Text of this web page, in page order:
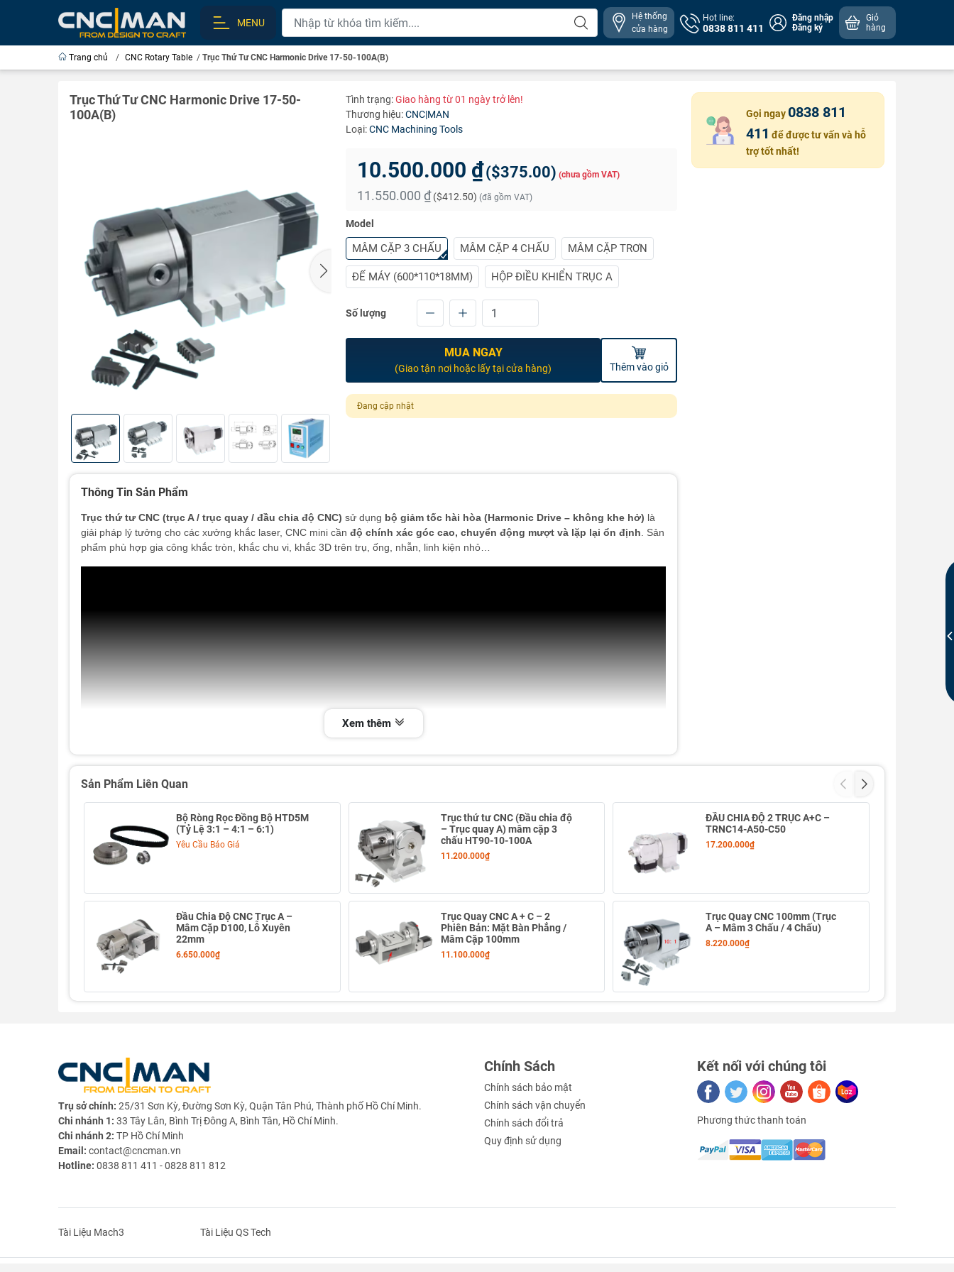
MENU
Hệ thống
cửa hàng
Hot line:
0838 811 411
Đăng nhập
Đăng ký
Giỏ
hàng
Trang chủ / CNC Rotary Table / Trục Thứ Tư CNC Harmonic Drive 17-50-100A(B)
Trục Thứ Tư CNC Harmonic Drive 17-50-
100A(B)
Tình trạng:Giao hàng từ 01 ngày trở lên!
Thương hiệu:CNC|MAN
Loại:CNC Machining Tools
10.500.000 ₫($375.00) (chưa gồm VAT)
11.550.000 ₫ ($412.50) (đã gồm VAT)
Model
MÂM CẶP 3 CHẤU MÂM CẶP 4 CHẤU MÂM CẶP TRƠN
ĐẾ MÁY (600*110*18MM) HỘP ĐIỀU KHIỂN TRỤC A
Số lượng
MUA NGAY
(Giao tận nơi hoặc lấy tại cửa hàng) Thêm vào giỏ
Đang cập nhật
Gọi ngay 0838 811
411 để được tư vấn và hỗ
trợ tốt nhất!
Thông Tin Sản Phẩm
Trục thứ tư CNC (trục A / trục quay / đầu chia độ CNC) sử dụng bộ giảm tốc hài hòa (Harmonic Drive – không khe hở) là
giải pháp lý tưởng cho các xưởng khắc laser, CNC mini cần độ chính xác góc cao, chuyển động mượt và lặp lại ổn định . Sản
phẩm phù hợp gia công khắc tròn, khắc chu vi, khắc 3D trên trụ, ống, nhẫn, linh kiện nhỏ…
Thông tin sản phẩm
Tên sản phẩm đề xuất:Trục Thứ Tư CNC Harmonic Drive 17-50-100A(B) – Mâm Cặp K11-100
Đặc điểm nổi bật
Bộ giảm tốc hài hòa (Harmonic): Không backlash, độ chính xác cao, phù hợp khắc chi tiết nhỏ.
Góc bước mịn:0,036°/bước (tỷ số 50:1) → chuyển động cực mượt.
Kết cấu nhôm nguyên khối:
Tương thích Mach3 & Weihong:
Thông số kỹ thuật
Hạng mục Thông số
Xem thêm
Sản Phẩm Liên Quan
Bộ Ròng Rọc Đồng Bộ HTD5M
(Tỷ Lệ 3:1 – 4:1 – 6:1)
Yêu Cầu Báo Giá
Trục thứ tư CNC (Đầu chia độ
– Trục quay A) mâm cặp 3
chấu HT90-10-100A
11.200.000₫
ĐẦU CHIA ĐỘ 2 TRỤC A+C –
TRNC14-A50-C50
17.200.000₫
Đầu Chia Độ CNC Trục A –
Mâm Cặp D100, Lỗ Xuyên
22mm
6.650.000₫
Trục Quay CNC A + C – 2
Phiên Bản: Mặt Bàn Phẳng /
Mâm Cặp 100mm
11.100.000₫
Trục Quay CNC 100mm (Trục
A – Mâm 3 Chấu / 4 Chấu)
8.220.000₫
Trụ sở chính: 25/31 Sơn Kỳ, Đường Sơn Kỳ, Quận Tân Phú, Thành phố Hồ Chí Minh.
Chi nhánh 1: 33 Tây Lân, Bình Trị Đông A, Bình Tân, Hồ Chí Minh.
Chi nhánh 2: TP Hồ Chí Minh
Email: contact@cncman.vn
Hotline: 0838 811 411 - 0828 811 812
Chính Sách
Chính sách bảo mật
Chính sách vận chuyển
Chính sách đổi trả
Quy định sử dụng
Kết nối với chúng tôi
Phương thức thanh toán
Tài Liệu Mach3 Tài Liệu QS Tech